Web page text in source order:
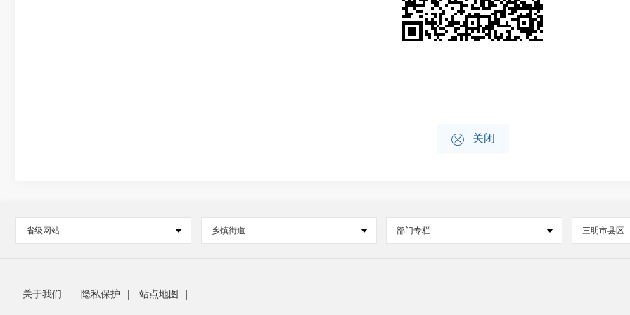
 关闭
省级网站 乡镇街道 部门专栏 三明市县区
关于我们 隐私保护 站点地图